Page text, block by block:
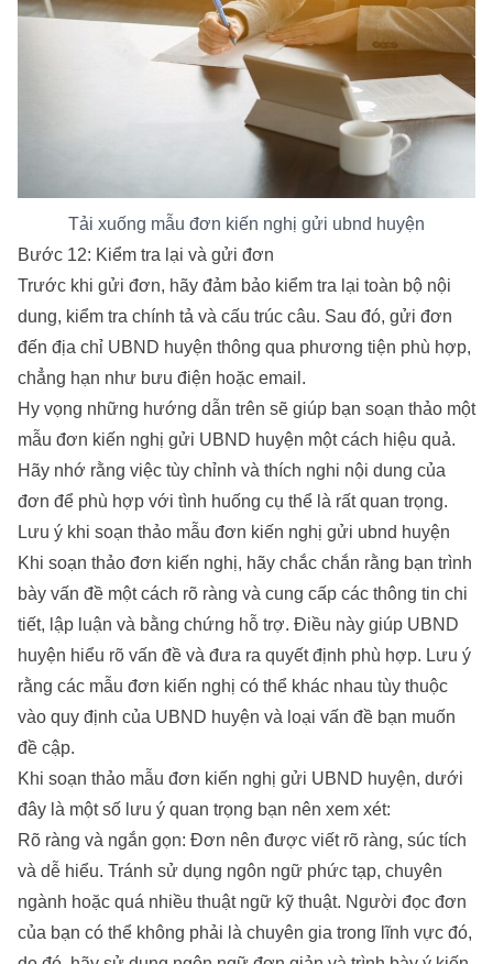
Tải xuống mẫu đơn kiến nghị gửi ubnd huyện
Bước 12: Kiểm tra lại và gửi đơn
Trước khi gửi đơn, hãy đảm bảo kiểm tra lại toàn bộ nội
dung, kiểm tra chính tả và cấu trúc câu. Sau đó, gửi đơn
đến địa chỉ UBND huyện thông qua phương tiện phù hợp,
chẳng hạn như bưu điện hoặc email.
Hy vọng những hướng dẫn trên sẽ giúp bạn soạn thảo một
mẫu đơn kiến nghị gửi UBND huyện một cách hiệu quả.
Hãy nhớ rằng việc tùy chỉnh và thích nghi nội dung của
đơn để phù hợp với tình huống cụ thể là rất quan trọng.
Lưu ý khi soạn thảo mẫu đơn kiến nghị gửi ubnd huyện
Khi soạn thảo đơn kiến nghị, hãy chắc chắn rằng bạn trình
bày vấn đề một cách rõ ràng và cung cấp các thông tin chi
tiết, lập luận và bằng chứng hỗ trợ. Điều này giúp UBND
huyện hiểu rõ vấn đề và đưa ra quyết định phù hợp. Lưu ý
rằng các mẫu đơn kiến nghị có thể khác nhau tùy thuộc
vào quy định của UBND huyện và loại vấn đề bạn muốn
đề cập.
Khi soạn thảo mẫu đơn kiến nghị gửi UBND huyện, dưới
đây là một số lưu ý quan trọng bạn nên xem xét:
Rõ ràng và ngắn gọn: Đơn nên được viết rõ ràng, súc tích
và dễ hiểu. Tránh sử dụng ngôn ngữ phức tạp, chuyên
ngành hoặc quá nhiều thuật ngữ kỹ thuật. Người đọc đơn
của bạn có thể không phải là chuyên gia trong lĩnh vực đó,